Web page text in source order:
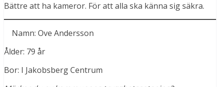
Bättre att ha kameror. För att alla ska känna sig säkra.
Namn: Ove Andersson
Ålder: 79 år
Bor: I Jakobsberg Centrum